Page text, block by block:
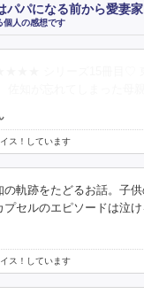
パパになる前から愛妻
人の感想です
佐知が忘れてしまった母
ス！しています
の軌跡をたどるお話。子
プセルのエピソードは泣
ス！しています